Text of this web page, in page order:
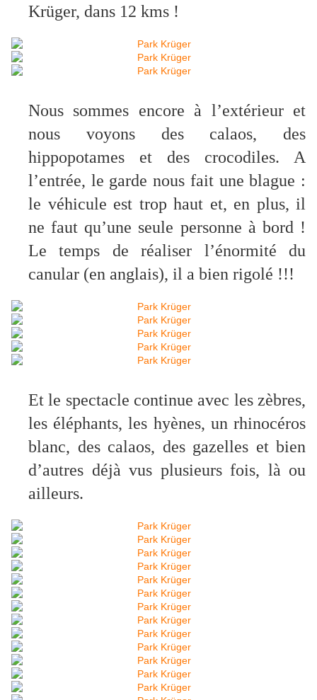
Krüger, dans 12 kms !
Nous sommes encore à l’extérieur et
nous voyons des calaos, des
hippopotames et des crocodiles. A
l’entrée, le garde nous fait une blague :
le véhicule est trop haut et, en plus, il
ne faut qu’une seule personne à bord !
Le temps de réaliser l’énormité du
canular (en anglais), il a bien rigolé !!!
Et le spectacle continue avec les zèbres,
les éléphants, les hyènes, un rhinocéros
blanc, des calaos, des gazelles et bien
d’autres déjà vus plusieurs fois, là ou
ailleurs.